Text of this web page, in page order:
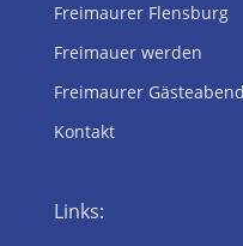
Freimaurer Flensburg
Freimauer werden
Freimaurer Gästeabend
Kontakt
Links: